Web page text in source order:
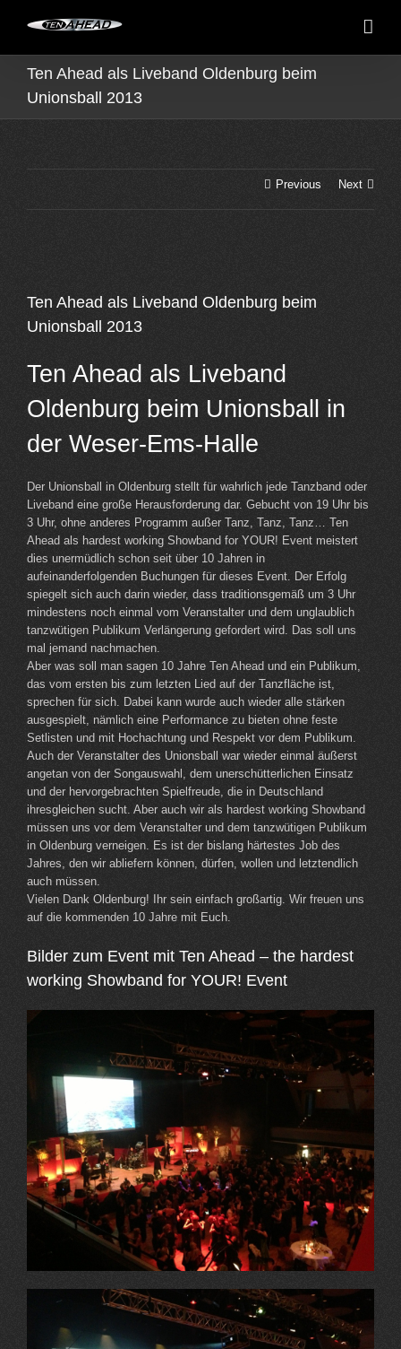
Ten Ahead als Liveband Oldenburg beim
Unionsball 2013
Previous Next
Image
Ten Ahead als Liveband Oldenburg beim
Unionsball 2013
Ten Ahead als Liveband
Oldenburg beim Unionsball in
der Weser-Ems-Halle
Der Unionsball in Oldenburg stellt für wahrlich jede Tanzband oder
Liveband eine große Herausforderung dar. Gebucht von 19 Uhr bis
3 Uhr, ohne anderes Programm außer Tanz, Tanz, Tanz… Ten
Ahead als hardest working Showband for YOUR! Event meistert
dies unermüdlich schon seit über 10 Jahren in
aufeinanderfolgenden Buchungen für dieses Event. Der Erfolg
spiegelt sich auch darin wieder, dass traditionsgemäß um 3 Uhr
mindestens noch einmal vom Veranstalter und dem unglaublich
tanzwütigen Publikum Verlängerung gefordert wird. Das soll uns
mal jemand nachmachen.
Aber was soll man sagen 10 Jahre Ten Ahead und ein Publikum,
das vom ersten bis zum letzten Lied auf der Tanzfläche ist,
sprechen für sich. Dabei kann wurde auch wieder alle stärken
ausgespielt, nämlich eine Performance zu bieten ohne feste
Setlisten und mit Hochachtung und Respekt vor dem Publikum.
Auch der Veranstalter des Unionsball war wieder einmal äußerst
angetan von der Songauswahl, dem unerschütterlichen Einsatz
und der hervorgebrachten Spielfreude, die in Deutschland
ihresgleichen sucht. Aber auch wir als hardest working Showband
müssen uns vor dem Veranstalter und dem tanzwütigen Publikum
in Oldenburg verneigen. Es ist der bislang härtestes Job des
Jahres, den wir abliefern können, dürfen, wollen und letztendlich
auch müssen.
Vielen Dank Oldenburg! Ihr sein einfach großartig. Wir freuen uns
auf die kommenden 10 Jahre mit Euch.
Bilder zum Event mit Ten Ahead – the hardest
working Showband for YOUR! Event